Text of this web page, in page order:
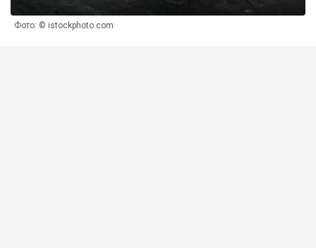
Фото: © istockphoto.com